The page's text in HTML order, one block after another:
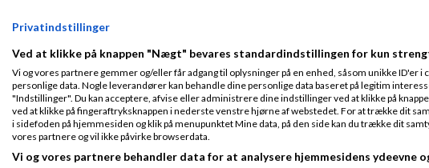
Indlæg ialt:
Jeg tror ikke at du kan få
Jeg har programmeret i over 27 år. Jeg
ASP, Myresnak :D, Comal80 osv....
Privatindstillinger
Ved at klikke på knappen "Nægt" bevares standardindstillingen for kun
Vi og vores partnere gemmer og/eller får adgang til oplysninger på en enhed, såsom unikke ID'er
personlige data. Nogle leverandører kan behandle dine personlige data baseret på legitim
"Indstillinger". Du kan acceptere, afvise eller administrere dine indstillinger ved at klikke på
ved at klikke på fingeraftryksknappen i nederste venstre hjørne af webstedet. For at trække dit
i sidefoden på hjemmesiden og klik på menupunktet Mine data, på den side kan du trække dit
vores partnere og vil ikke påvirke browserdata.
Vi og vores partnere behandler data for at analysere hjemmesidens ydeevne